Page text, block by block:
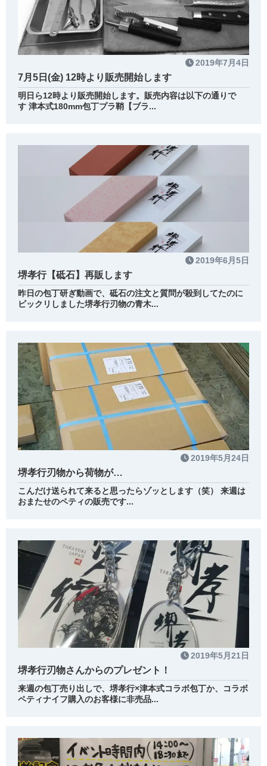
2019年7月4日
7月5日(金) 12時より販売開始します
明日ら12時より販売開始します。販売内容は以下の通りで
す 津本式180mm包丁プラ鞘【ブラ...
2019年6月5日
堺孝行【砥石】再販します
昨日の包丁研ぎ動画で、砥石の注文と質問が殺到してたのに
ビックリしました堺孝行刃物の青木...
2019年5月24日
堺孝行刃物から荷物が…
こんだけ送られて来ると思ったらゾッとします（笑） 来週は
おまたせのペティの販売です...
2019年5月21日
堺孝行刃物さんからのプレゼント！
来週の包丁売り出しで、堺孝行×津本式コラボ包丁か、コラボ
ペティナイフ購入のお客様に非売品...